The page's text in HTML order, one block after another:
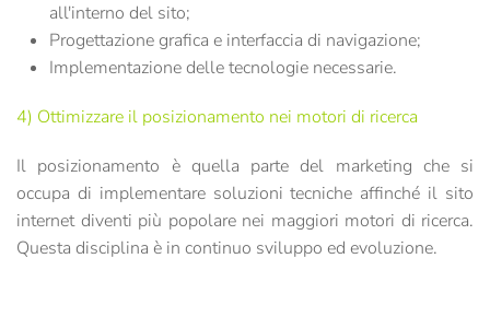
all'interno del sito;
Progettazione grafica e interfaccia di navigazione;
Implementazione delle tecnologie necessarie.
4) Ottimizzare il posizionamento nei motori di ricerca
Il posizionamento è quella parte del marketing che si
occupa di implementare soluzioni tecniche affinché il sito
internet diventi più popolare nei maggiori motori di ricerca.
Questa disciplina è in continuo sviluppo ed evoluzione.